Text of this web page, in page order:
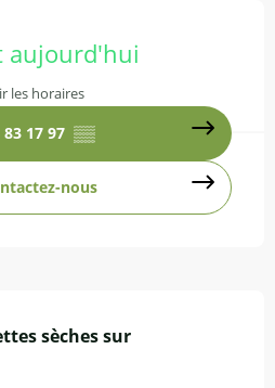
aujourd'hui
les horaires
83 17 97 ▒▒
nous
sèches sur